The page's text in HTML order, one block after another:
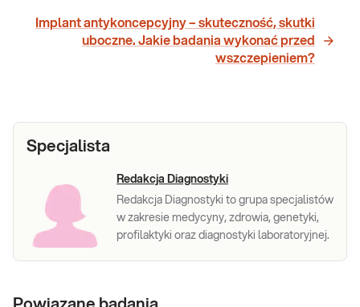
Implant antykoncepcyjny – skuteczność, skutki
uboczne. Jakie badania wykonać przed
wszczepieniem?
Specjalista
Redakcja Diagnostyki
Redakcja Diagnostyki to grupa specjalistów
w zakresie medycyny, zdrowia, genetyki,
profilaktyki oraz diagnostyki laboratoryjnej.